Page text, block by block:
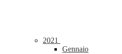
2021
Gennaio